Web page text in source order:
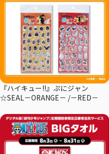
『ハイキュー!!』ぷにジャン
☆SEAL－ORANGE－ /－RED－